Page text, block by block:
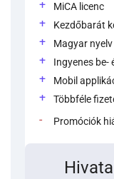
MiCA licenc
Kezdőbarát
Magyar nyelv
Ingyenes be-
Mobil
Többféle
Promóciók